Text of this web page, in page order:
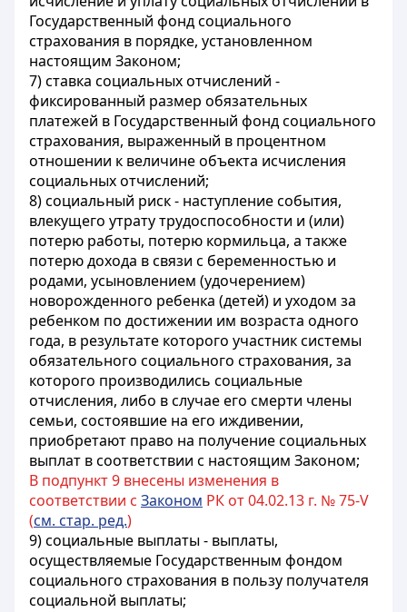
Государственный фонд социального
страхования в порядке, установленном
настоящим Законом;
7) ставка социальных отчислений -
фиксированный размер обязательных
платежей в Государственный фонд социального
страхования, выраженный в процентном
отношении к величине объекта исчисления
социальных отчислений;
8) социальный риск - наступление события,
влекущего утрату трудоспособности и (или)
потерю работы, потерю кормильца, а также
потерю дохода в связи с беременностью и
родами, усыновлением (удочерением)
новорожденного ребенка (детей) и уходом за
ребенком по достижении им возраста одного
года, в результате которого участник системы
обязательного социального страхования, за
которого производились социальные
отчисления, либо в случае его смерти члены
семьи, состоявшие на его иждивении,
приобретают право на получение социальных
выплат в соответствии с настоящим Законом;
В подпункт 9 внесены изменения в
соответствии с Законом РК от 04.02.13 г. № 75-V
(см. стар. ред.)
9) социальные выплаты - выплаты,
осуществляемые Государственным фондом
социального страхования в пользу получателя
социальной выплаты;